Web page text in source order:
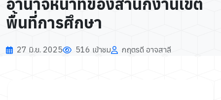
พื้นที่การศึกษา
27 มิ.ย. 2025 516 เข้าชม กฤตรดี อาจสาลี